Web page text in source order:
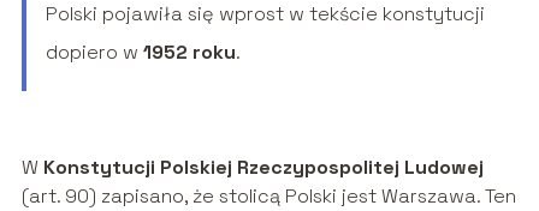
Polski pojawiła się wprost w tekście konstytucji
dopiero w 1952 roku.
W Konstytucji Polskiej Rzeczypospolitej Ludowej
(art. 90) zapisano, że stolicą Polski jest Warszawa. Ten